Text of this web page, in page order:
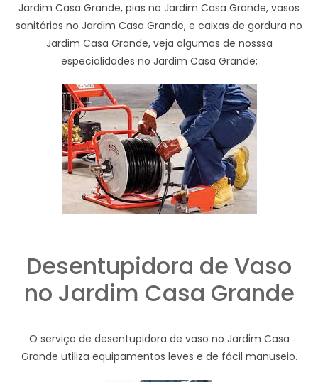
Jardim Casa Grande, pias no Jardim Casa Grande, vasos
sanitários no Jardim Casa Grande, e caixas de gordura no
Jardim Casa Grande, veja algumas de nosssa
especialidades no Jardim Casa Grande;
Desentupidora de Vaso
no Jardim Casa Grande
O serviço de desentupidora de vaso no Jardim Casa
Grande utiliza equipamentos leves e de fácil manuseio.